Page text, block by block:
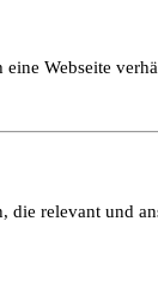
Webseite
relevant und